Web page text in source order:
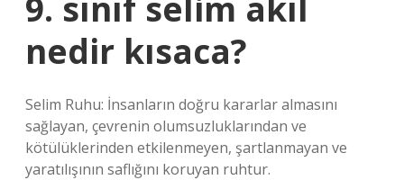
nedir kısaca?
Selim Ruhu: İnsanların doğru kararlar almasını
sağlayan, çevrenin olumsuzluklarından ve
kötülüklerinden etkilenmeyen, şartlanmayan ve
yaratılışının saflığını koruyan ruhtur.